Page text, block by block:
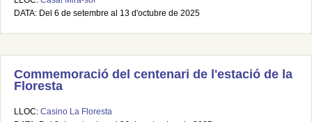
DATA: Del 6 de setembre al 13 d'octubre de 2025
Commemoració del centenari de l'estació de la
Floresta
LLOC: Casino La Floresta